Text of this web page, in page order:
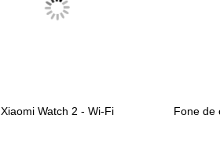
Xiaomi Watch 2 - Wi-Fi
Fone de